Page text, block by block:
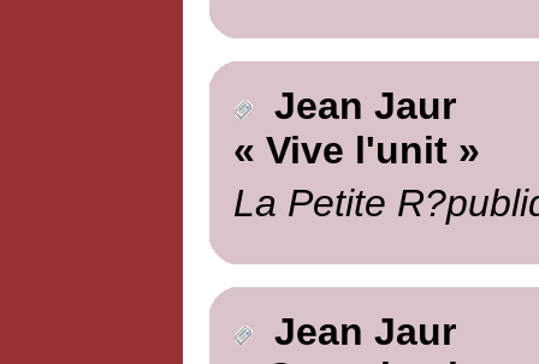
Jean Jaur
« Vive l'unit »
La Petite
Jean Jaur